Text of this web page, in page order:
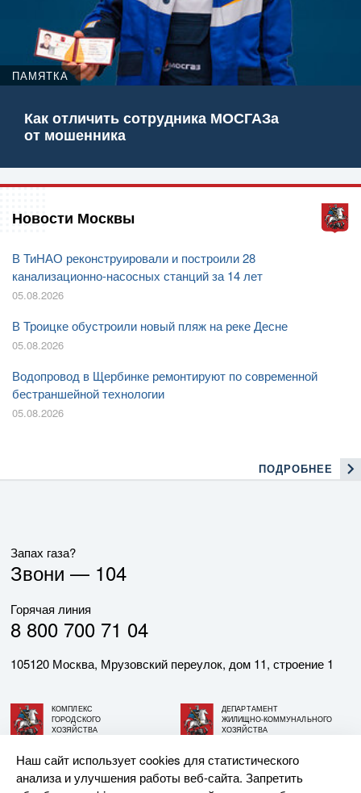
ПАМЯТКА
Как отличить сотрудника МОСГАЗа
от мошенника
Новости Москвы
В ТиНАО реконструировали и построили 28
канализационно-насосных станций за 14 лет
05.08.2026
В Троицке обустроили новый пляж на реке Десне
05.08.2026
Водопровод в Щербинке ремонтируют по современной
бестраншейной технологии
05.08.2026
ПОДРОБНЕЕ
Запах газа?
Звони — 104
Горячая линия
8 800 700 71 04
105120 Москва, Мрузовский переулок, дом 11, строение 1
КОМПЛЕКС
ГОРОДСКОГО
ХОЗЯЙСТВА
ДЕПАРТАМЕНТ
ЖИЛИЩНО-КОММУНАЛЬНОГО
ХОЗЯЙСТВА
© АО «МОСГАЗ», 2026. При использовании материалов
Наш сайт использует cookies для статистического
анализа и улучшения работы веб-сайта. Запретить